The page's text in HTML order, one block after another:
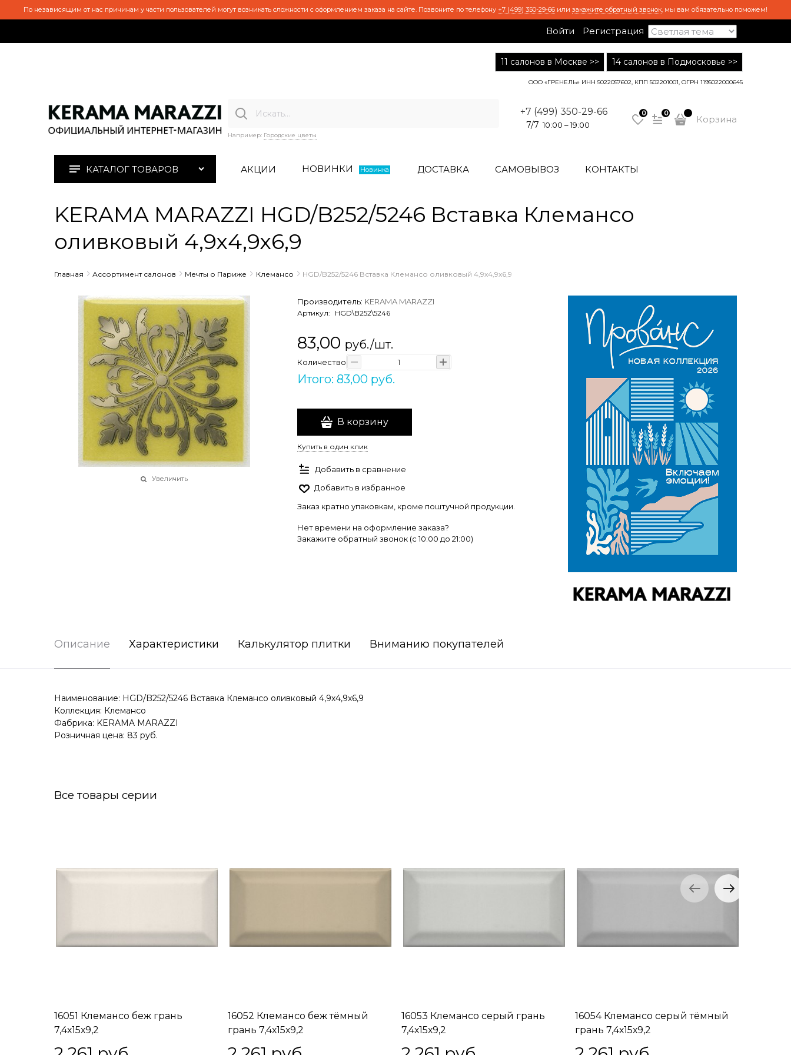
По независящим от нас причинам у части пользователей могут возникать сложности с оформлением заказа на сайте. Позвоните по телефону +7 (499) 350-29-66 или закажите обратный звонок, мы вам обязательно поможем!
Войти Регистрация
11 салонов в Москве >> 14 салонов в Подмосковье >>
ООО «ГРЕНЕЛЬ» ИНН 5022057602, КПП 502201001, ОГРН 1195022000645
Например: Городские цветы
+7 (499) 350-29-66
7/7 10:00 – 19:00
0 0
Корзина
КАТАЛОГ ТОВАРОВ АКЦИИ НОВИНКИ Новинка ДОСТАВКА САМОВЫВОЗ КОНТАКТЫ
KERAMA MARAZZI HGD/B252/5246 Вставка Клемансо
оливковый 4,9х4,9х6,9
Главная Ассортимент салонов Мечты о Париже Клемансо HGD/B252/5246 Вставка Клемансо оливковый 4,9х4,9х6,9
Увеличить
Производитель: KERAMA MARAZZI
Артикул: HGD\B252\5246
83,00 руб./шт.
Количество
Итого: 83,00 руб.
В корзину
Купить в один клик
Добавить в сравнение
Добавить в избранное
Заказ кратно упаковкам, кроме поштучной продукции.
Нет времени на оформление заказа?
Закажите обратный звонок (c 10:00 до 21:00)
Описание Характеристики Калькулятор плитки Вниманию покупателей
Наименование: HGD/B252/5246 Вставка Клемансо оливковый 4,9х4,9х6,9
Коллекция: Клемансо
Фабрика: KERAMA MARAZZI
Розничная цена: 83 руб.
Все товары серии
16051 Клемансо беж грань
7,4х15х9,2
16052 Клемансо беж тёмный
грань 7,4х15х9,2
16053 Клемансо серый грань
7,4х15х9,2
16054 Клемансо серый тёмный
грань 7,4х15х9,2